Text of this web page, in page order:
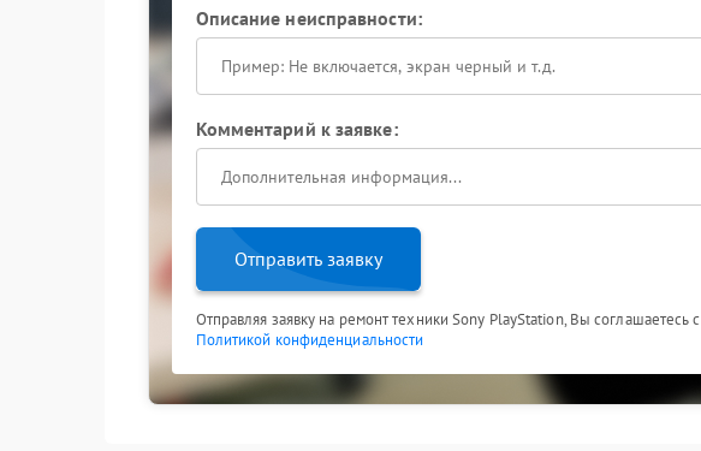
Описание неисправности:
Комментарий к заявке:
Отправить заявку
Отправляя заявку на ремонт техники Sony PlayStation, Вы соглашаетесь с
Политикой конфиденциальности